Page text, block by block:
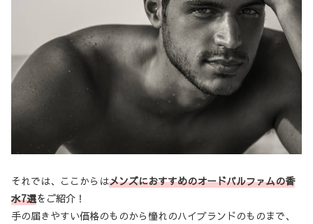
それでは、ここからはメンズにおすすめのオードパルファムの香
水7選をご紹介！
手の届きやすい価格のものから憧れのハイブランドのものまで、